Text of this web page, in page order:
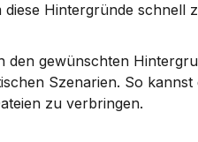
Hintergründe schnell
den gewünschten
Szenarien. So kannst
zu verbringen.